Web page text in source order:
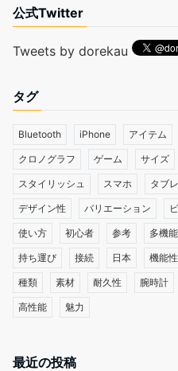
公式Twitter
Tweets by dorekau
タグ
Bluetooth iPhone アイテム
クロノグラフ ゲーム サイズ
スタイリッシュ スマホ タブ
デザイン性 バリエーション
使い方 初心者 参考 多機能
持ち運び 接続 日本 機能性
種類 素材 耐久性 腕時計
高性能 魅力
最近の投稿